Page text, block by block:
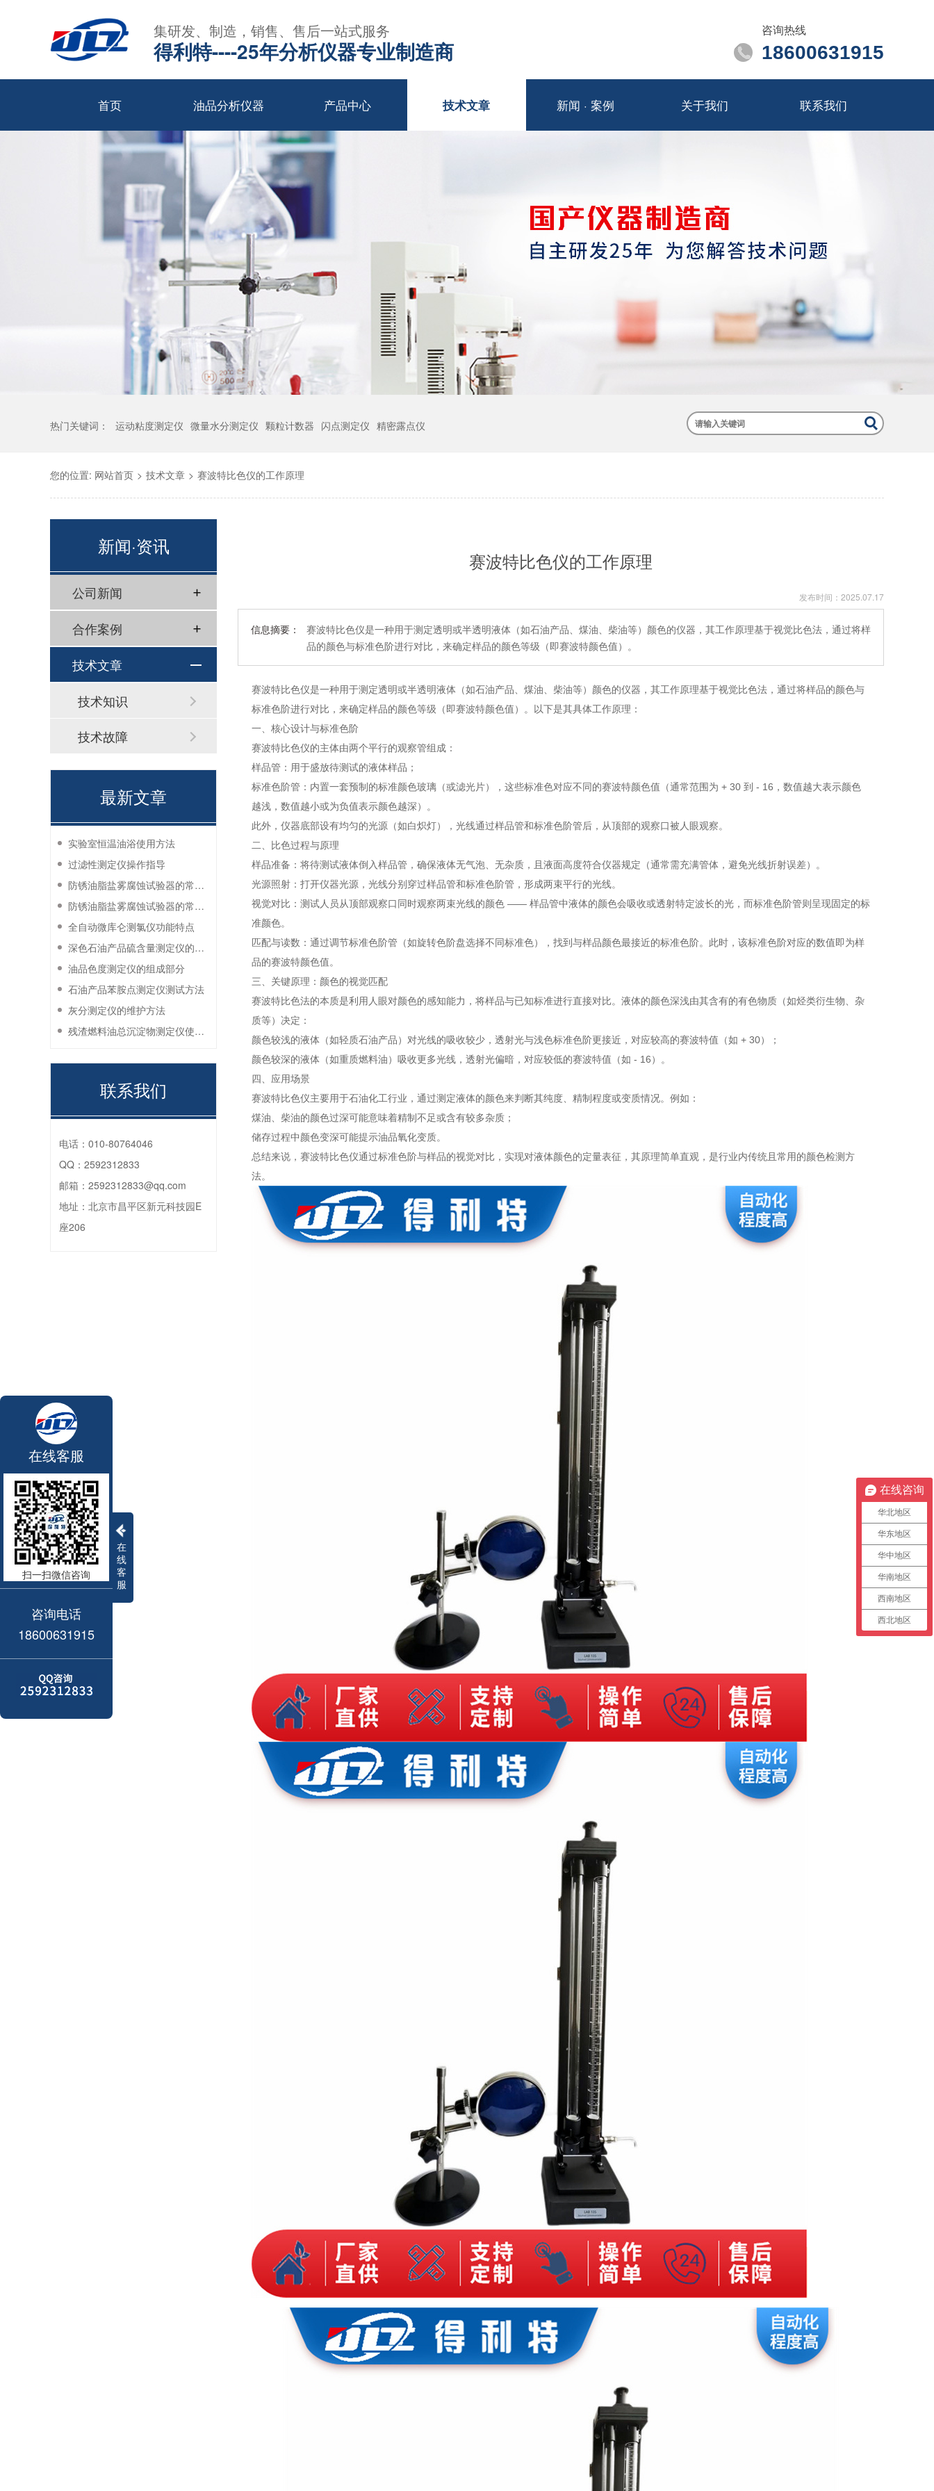
集研发、制造，销售、售后一站式服务
得利特----25年分析仪器专业制造商
咨询热线
18600631915
首页 油品分析仪器 产品中心 技术文章 新闻 · 案例 关于我们 联系我们
热门关键词： 运动粘度测定仪 微量水分测定仪 颗粒计数器 闪点测定仪 精密露点仪
您的位置: 网站首页 > 技术文章 > 赛波特比色仪的工作原理
赛波特比色仪的工作原理
发布时间： 2025.07.17
信息摘要：
赛波特比色仪是一种用于测定透明或半透明液体（如石油产品、煤油、柴油等）颜色的仪器，其工作原理基于视觉比色法，通过将样
品的颜色与标准色阶进行对比，来确定样品的颜色等级（即赛波特颜色值）。
赛波特比色仪是一种用于测定透明或半透明液体（如石油产品、煤油、柴油等）颜色的仪器，其工作原理基于视觉比色法，通过将样品的颜色与
标准色阶进行对比，来确定样品的颜色等级（即赛波特颜色值）。以下是其具体工作原理：
一、核心设计与标准色阶
赛波特比色仪的主体由两个平行的观察管组成：
样品管：用于盛放待测试的液体样品；
标准色阶管：内置一套预制的标准颜色玻璃（或滤光片），这些标准色对应不同的赛波特颜色值（通常范围为 + 30 到 - 16，数值越大表示颜色
越浅，数值越小或为负值表示颜色越深）。
此外，仪器底部设有均匀的光源（如白炽灯），光线通过样品管和标准色阶管后，从顶部的观察口被人眼观察。
二、比色过程与原理
样品准备：将待测试液体倒入样品管，确保液体无气泡、无杂质，且液面高度符合仪器规定（通常需充满管体，避免光线折射误差）。
光源照射：打开仪器光源，光线分别穿过样品管和标准色阶管，形成两束平行的光线。
视觉对比：测试人员从顶部观察口同时观察两束光线的颜色 —— 样品管中液体的颜色会吸收或透射特定波长的光，而标准色阶管则呈现固定的标
准颜色。
匹配与读数：通过调节标准色阶管（如旋转色阶盘选择不同标准色），找到与样品颜色最接近的标准色阶。此时，该标准色阶对应的数值即为样
品的赛波特颜色值。
三、关键原理：颜色的视觉匹配
赛波特比色法的本质是利用人眼对颜色的感知能力，将样品与已知标准进行直接对比。液体的颜色深浅由其含有的有色物质（如烃类衍生物、杂
质等）决定：
颜色较浅的液体（如轻质石油产品）对光线的吸收较少，透射光与浅色标准色阶更接近，对应较高的赛波特值（如 + 30）；
颜色较深的液体（如重质燃料油）吸收更多光线，透射光偏暗，对应较低的赛波特值（如 - 16）。
四、应用场景
赛波特比色仪主要用于石油化工行业，通过测定液体的颜色来判断其纯度、精制程度或变质情况。例如：
煤油、柴油的颜色过深可能意味着精制不足或含有较多杂质；
储存过程中颜色变深可能提示油品氧化变质。
总结来说，赛波特比色仪通过标准色阶与样品的视觉对比，实现对液体颜色的定量表征，其原理简单直观，是行业内传统且常用的颜色检测方
法。
新闻·资讯
公司新闻
合作案例
技术文章
技术知识
技术故障
最新文章
实验室恒温油浴使用方法
过滤性测定仪操作指导
防锈油脂盐雾腐蚀试验器的常见故障与解决方法
防锈油脂盐雾腐蚀试验器的常见故障与解决方法
全自动微库仑测氯仪功能特点
深色石油产品硫含量测定仪的工作环境要求
油品色度测定仪的组成部分
石油产品苯胺点测定仪测试方法
灰分测定仪的维护方法
残渣燃料油总沉淀物测定仪使用注意事项
联系我们
电话： 010-80764046
QQ： 2592312833
邮箱： 2592312833@qq.com
地址： 北京市昌平区新元科技园E
座206
在
线
客
服
在线客服
扫一扫微信咨询
咨询电话
18600631915
在线咨询
华北地区
华东地区
华中地区
华南地区
西南地区
西北地区